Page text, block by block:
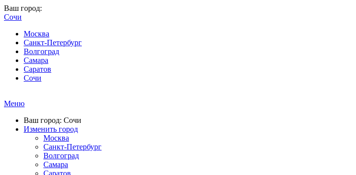
Ваш город:
Сочи
Москва
Санкт-Петербург
Волгоград
Самара
Саратов
Сочи
Меню
Ваш город: Сочи
Изменить город
Москва
Санкт-Петербург
Волгоград
Самара
Саратов